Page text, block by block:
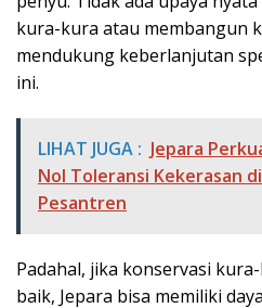
kura-kura atau membangun
mendukung keberlanjutan
ini.
LIHAT JUGA : Jepara
Nol Toleransi Kekerasan
Pesantren
Padahal, jika konservasi
baik, Jepara bisa memiliki